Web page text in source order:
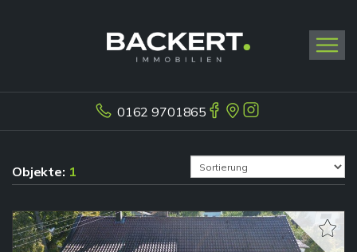
0162 9701865
Objekte: 1